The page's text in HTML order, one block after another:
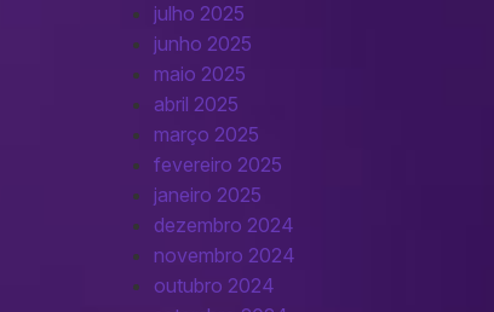
julho 2025
junho 2025
maio 2025
abril 2025
março 2025
fevereiro 2025
janeiro 2025
dezembro 2024
novembro 2024
outubro 2024